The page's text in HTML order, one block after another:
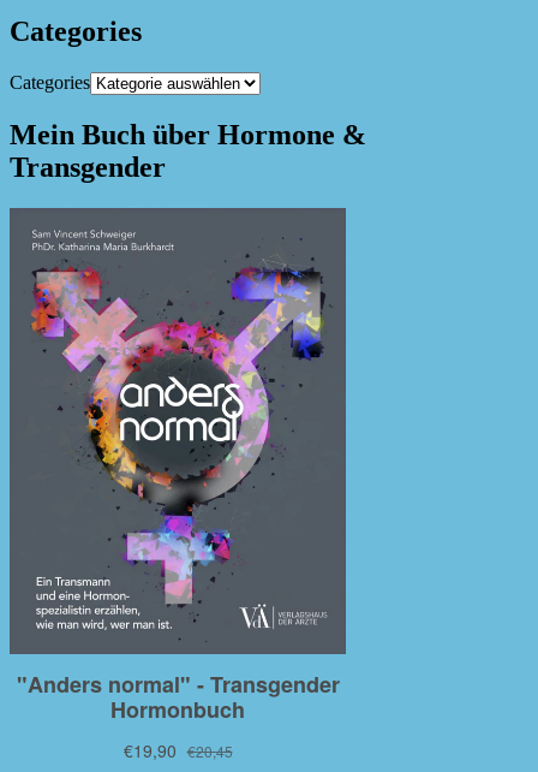
Categories
Categories
Mein Buch über Hormone &
Transgender